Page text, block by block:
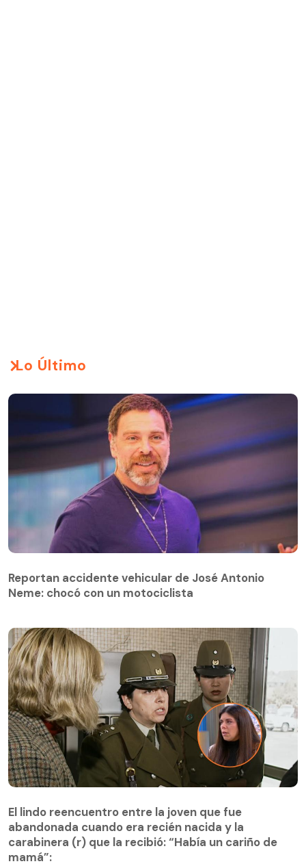
Lo Último
Reportan accidente vehicular de José Antonio
Neme: chocó con un motociclista
abandonada cuando era recién nacida y la
carabinera (r) que la recibió: “Había un cariño de
mamá”:
El lindo reencuentro entre la joven que fue
abandonada cuando era recién nacida y la
carabinera (r) que la recibió: “Había un cariño de
mamá”: